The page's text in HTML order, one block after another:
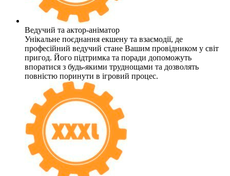
Ведучий та актор-аніматор
Унікальне поєднання екшену та взаємодії, де
професійний ведучий стане Вашим провідником у світ
пригод. Його підтримка та поради допоможуть
впоратися з будь-якими труднощами та дозволять
повністю поринути в ігровий процес.